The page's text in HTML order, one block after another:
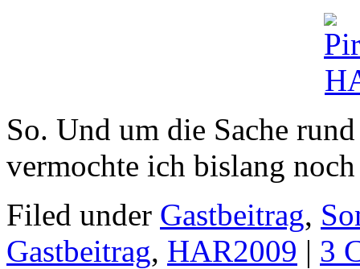
So. Und um die Sache
vermochte ich bislang
Filed under Gastbeitrag,
Gastbeitrag, HAR2009 | 3